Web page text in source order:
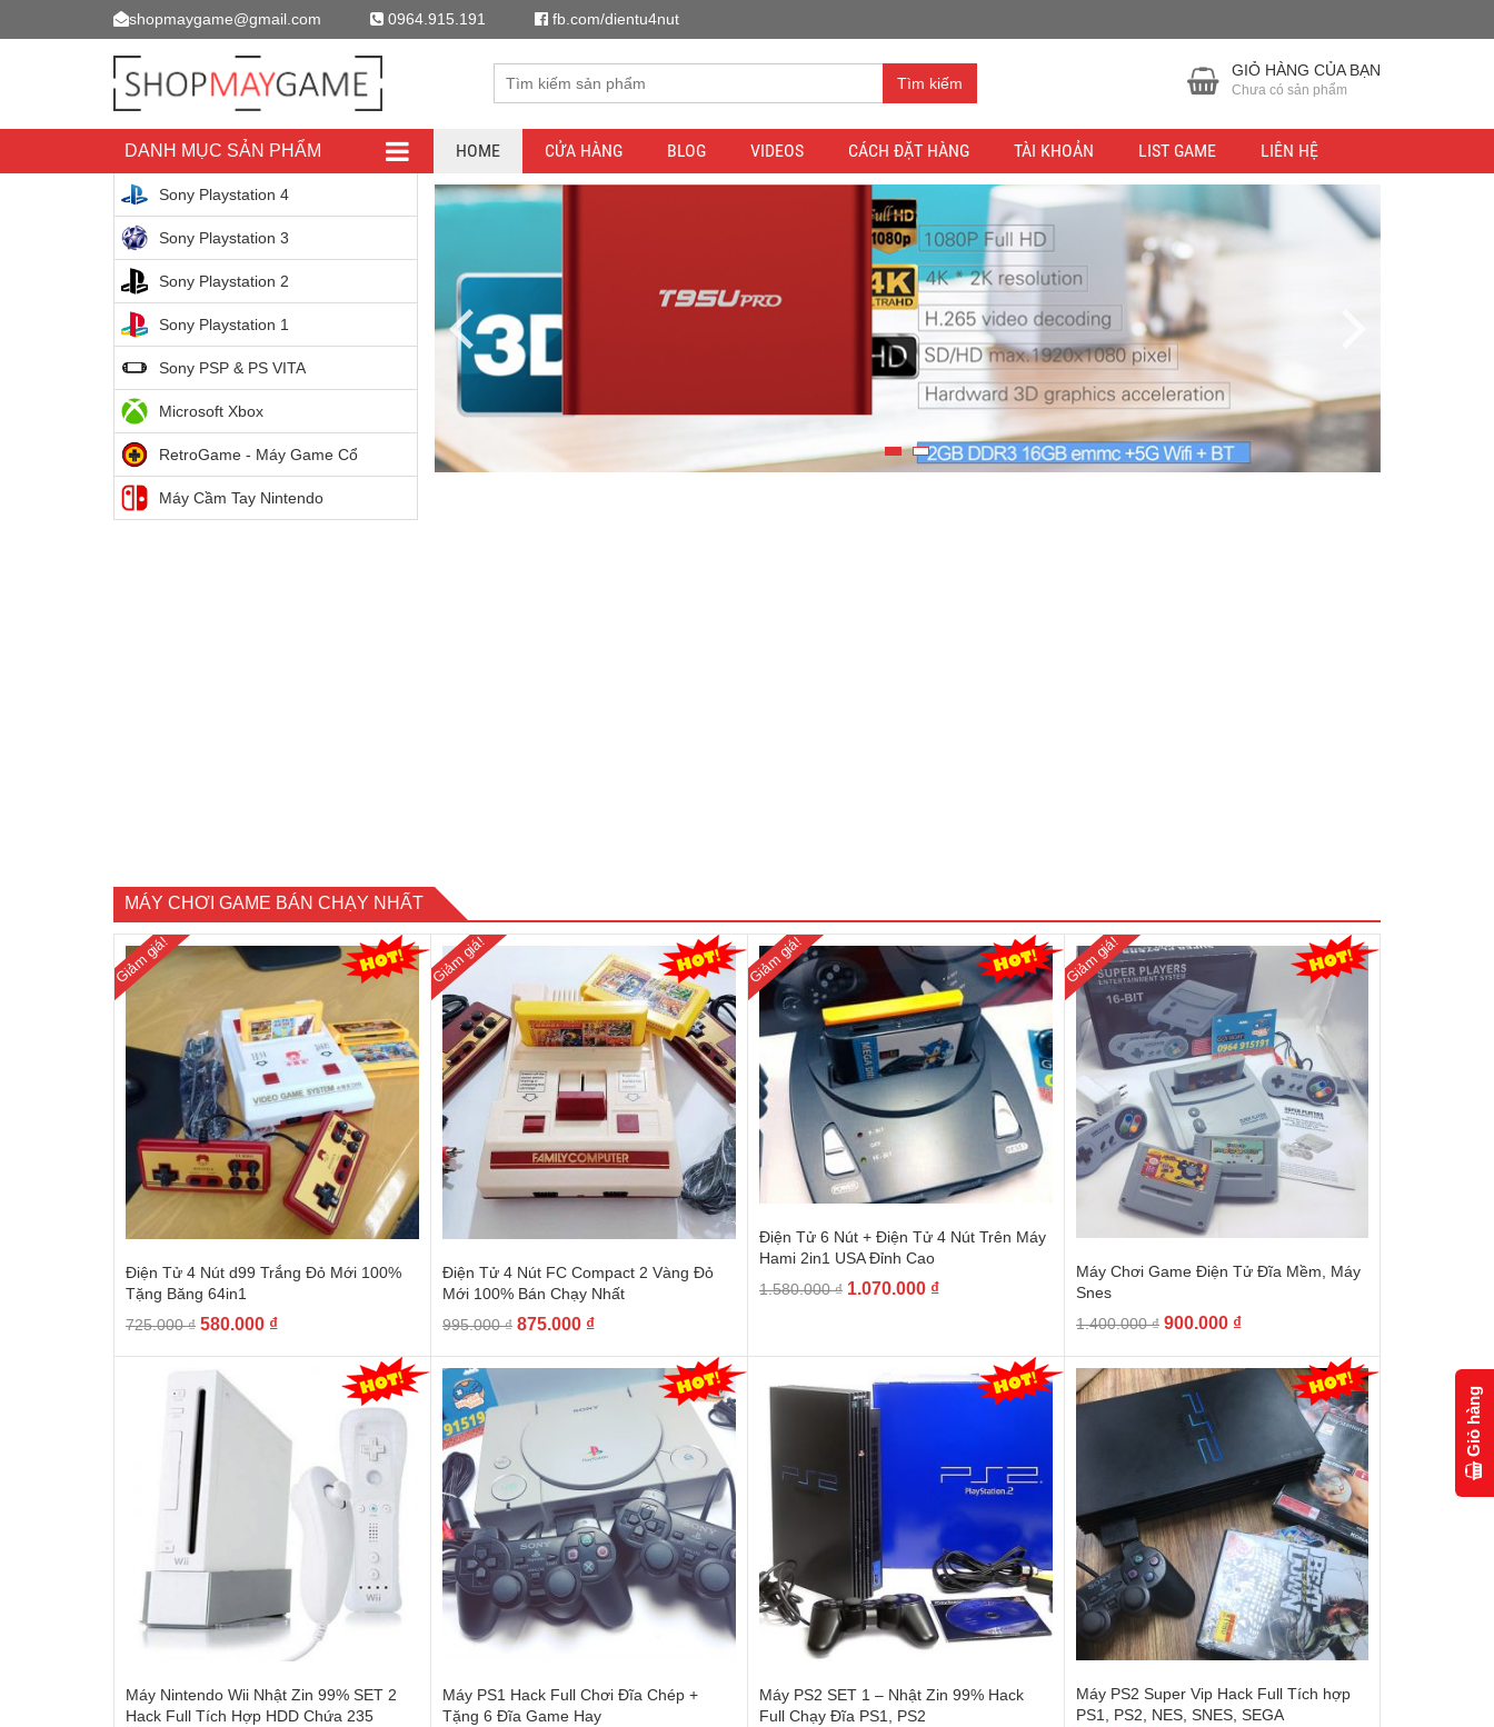
shopmaygame@gmail.com 0964.915.191 fb.com/dientu4nut
Tìm kiếm
GIỎ HÀNG CỦA BẠN
Chưa có sản phẩm
DANH MỤC SẢN PHẨM HOME CỬA HÀNG BLOG VIDEOS CÁCH ĐẶT HÀNG TÀI KHOẢN LIST GAME LIÊN HỆ
DANH MỤC SẢN PHẨM
Sony Playstation 4
Sony Playstation 3
Sony Playstation 2
Sony Playstation 1
Sony PSP & PS VITA
Microsoft Xbox
RetroGame - Máy Game Cổ
Máy Cầm Tay Nintendo
MÁY CHƠI GAME BÁN CHẠY NHẤT
Giảm giá!
Điện Tử 4 Nút d99 Trắng Đỏ Mới 100%
Tặng Băng 64in1
725.000₫ 580.000 ₫
Giảm giá!
Điện Tử 4 Nút FC Compact 2 Vàng Đỏ
Mới 100% Bán Chạy Nhất
995.000₫ 875.000 ₫
Giảm giá!
Điện Tử 6 Nút + Điện Tử 4 Nút Trên Máy
Hami 2in1 USA Đỉnh Cao
1.580.000₫ 1.070.000 ₫
Giảm giá!
Máy Chơi Game Điện Tử Đĩa Mềm, Máy
Snes
1.400.000₫ 900.000 ₫
Máy Nintendo Wii Nhật Zin 99% SET 2
Hack Full Tích Hợp HDD Chứa 235
Máy PS1 Hack Full Chơi Đĩa Chép +
Tặng 6 Đĩa Game Hay
Máy PS2 SET 1 – Nhật Zin 99% Hack
Full Chạy Đĩa PS1, PS2
Máy PS2 Super Vip Hack Full Tích hợp
PS1, PS2, NES, SNES, SEGA
Giỏ hàng